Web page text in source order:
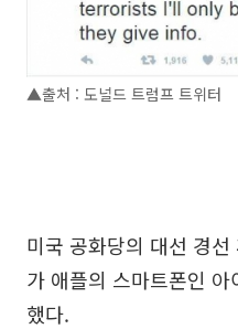
▲출처 : 도널드 트럼프 트위터
미국 공화당의 대선 경
가 애플의 스마트폰인
했다.